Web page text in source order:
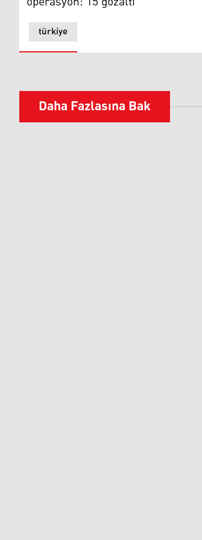
türkiye
Daha Fazlasına Bak